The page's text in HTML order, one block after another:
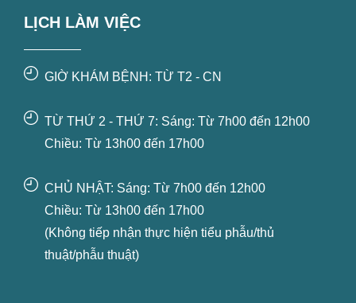
LỊCH LÀM VIỆC
GIỜ KHÁM BỆNH: TỪ T2 - CN
TỪ THỨ 2 - THỨ 7: Sáng: Từ 7h00 đến 12h00
Chiều: Từ 13h00 đến 17h00
CHỦ NHẬT: Sáng: Từ 7h00 đến 12h00
Chiều: Từ 13h00 đến 17h00
(Không tiếp nhận thực hiện tiểu phẫu/thủ
thuật/phẫu thuật)